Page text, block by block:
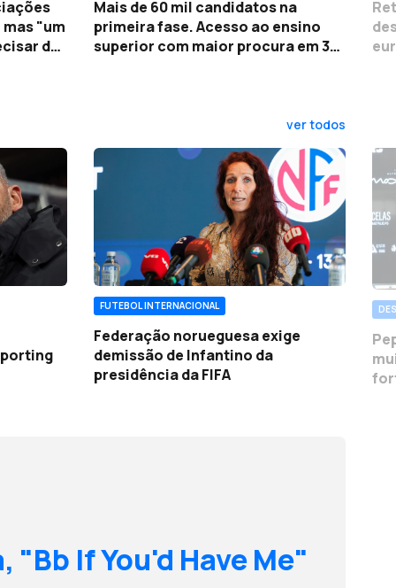
"um
de
Mais de 60 mil candidatos na
primeira fase. Acesso ao ensino
superior com maior procura em 30
ver todos
FUTEBOL INTERNACIONAL
Federação norueguesa exige
demissão de Infantino da
presidência da FIFA
"Bb If You'd Have Me"